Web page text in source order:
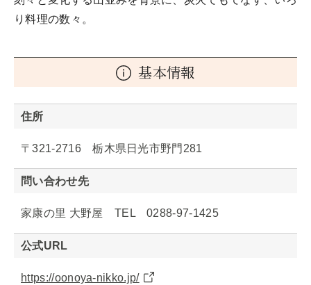
り料理の数々。
基本情報
住所
〒321-2716 栃木県日光市野門281
問い合わせ先
家康の里 大野屋 TEL 0288-97-1425
公式URL
https://oonoya-nikko.jp/